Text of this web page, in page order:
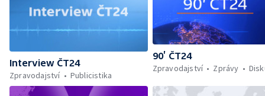
Interview ČT24
Zpravodajství
Publicistika
90’ ČT24
Zpravodajství
Zprávy